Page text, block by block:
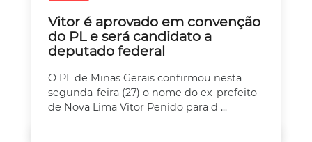
Vitor é aprovado em convenção
do PL e será candidato a
deputado federal
O PL de Minas Gerais confirmou nesta
segunda-feira (27) o nome do ex-prefeito
de Nova Lima Vitor Penido para d ...